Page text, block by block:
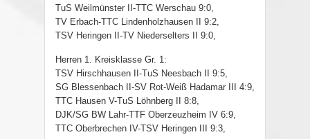
TuS Weilmünster II-TTC Werschau 9:0,
TV Erbach-TTC Lindenholzhausen II 9:2,
TSV Heringen II-TV Niederselters II 9:0,
Herren 1. Kreisklasse Gr. 1:
TSV Hirschhausen II-TuS Neesbach II 9:5,
SG Blessenbach II-SV Rot-Weiß Hadamar III 4:9,
TTC Hausen V-TuS Löhnberg II 8:8,
DJK/SG BW Lahr-TTF Oberzeuzheim IV 6:9,
TTC Oberbrechen IV-TSV Heringen III 9:3,